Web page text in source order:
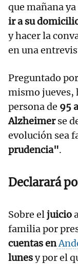
que mañana
ir a su
y hacer la
en una
Preguntado
mismo jueves,
persona de 95
Alzheimerse
evolución sea
prudencia".
Declarará
Sobre eljuicio
familia por
cuentas en
lunesy por el